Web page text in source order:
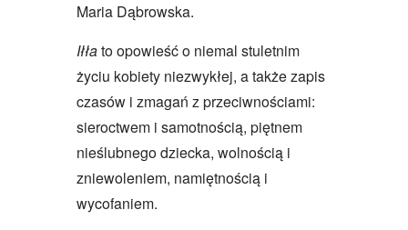
Maria Dąbrowska.
Iłłato opowieść o niemal stuletnim
życiu kobiety niezwykłej, a także zapis
czasów i zmagań z przeciwnościami:
sieroctwem i samotnością, piętnem
nieślubnego dziecka, wolnością i
zniewoleniem, namiętnością i
wycofaniem.